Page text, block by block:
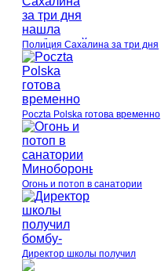
Полиция Сахалина за три дня
Poczta Polska готова временно
Огонь и потоп в санатории
Директор школы получил